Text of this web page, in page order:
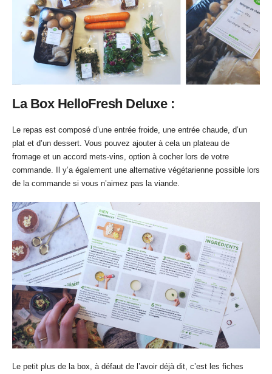
La Box HelloFresh Deluxe :
Le repas est composé d’une entrée froide, une entrée chaude, d’un
plat et d’un dessert. Vous pouvez ajouter à cela un plateau de
fromage et un accord mets-vins, option à cocher lors de votre
commande. Il y’a également une alternative végétarienne possible lors
de la commande si vous n’aimez pas la viande.
Le petit plus de la box, à défaut de l’avoir déjà dit, c’est les fiches